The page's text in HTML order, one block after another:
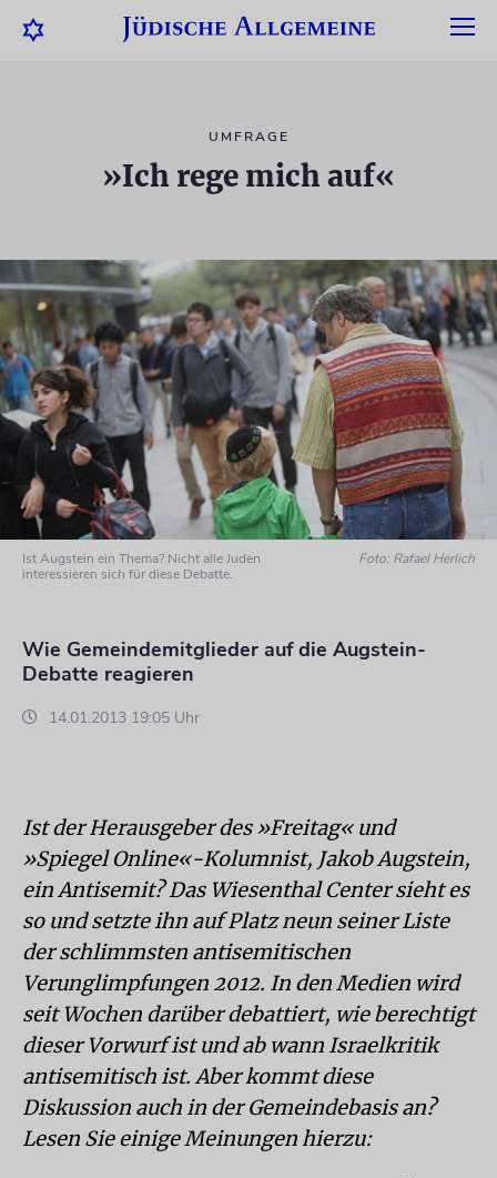
UMFRAGE
»Ich rege mich auf«
Ist Augstein ein Thema? Nicht alle Juden
interessieren sich für diese Debatte.
Foto: Rafael Herlich
Wie Gemeindemitglieder auf die Augstein-
Debatte reagieren
14.01.2013 19:05 Uhr
Ist der Herausgeber des »Freitag« und
»Spiegel Online«-Kolumnist, Jakob Augstein,
ein Antisemit? Das Wiesenthal Center sieht es
so und setzte ihn auf Platz neun seiner Liste
der schlimmsten antisemitischen
Verunglimpfungen 2012. In den Medien wird
seit Wochen darüber debattiert, wie berechtigt
dieser Vorwurf ist und ab wann Israelkritik
antisemitisch ist. Aber kommt diese
Diskussion auch in der Gemeindebasis an?
Lesen Sie einige Meinungen hierzu: